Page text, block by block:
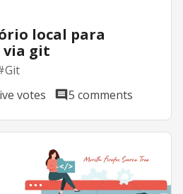
local para
via git
Git
votes
5 comments